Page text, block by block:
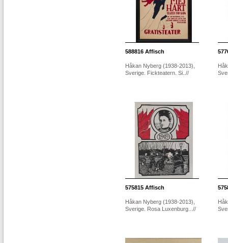
588816 Affisch
Håkan Nyberg (1938-2013),
Sverige. Fickteatern. Si..//
575815 Affisch
Håkan Nyberg (1938-2013),
Sverige. Rosa Luxenburg...//